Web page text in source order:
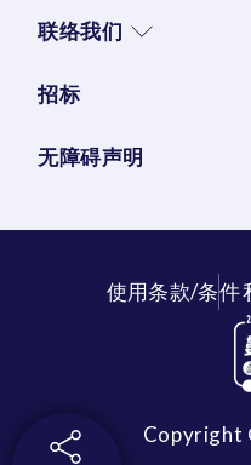
联络我们
招标
无障碍声明
使用条款/条件
Copyright